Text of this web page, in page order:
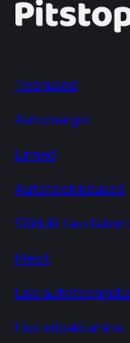
Teenused
Automargid
Linnad
Autoteenindused
Sõiduki
Meist
Lisa
Lisa eripakkumine